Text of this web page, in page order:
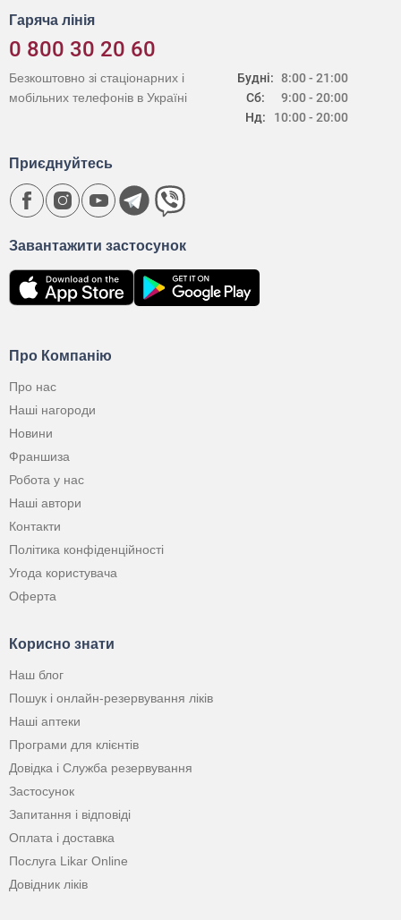
Гаряча лінія
0 800 30 20 60
Будні:
Сб:
Нд:
8:00 - 21:00
9:00 - 20:00
10:00 - 20:00
Безкоштовно зі стаціонарних і
мобільних телефонів в Україні
Про Компанію
Про нас
Наші нагороди
Новини
Франшиза
Робота у нас
Наші автори
Контакти
Політика конфіденційності
Угода користувача
Оферта
Корисно знати
Наш блог
Пошук і онлайн-резервування ліків
Наші аптеки
Програми для клієнтів
Довідка і Служба резервування
Застосунок
Запитання і відповіді
Оплата і доставка
Послуга Likar Online
Довідник ліків
Завантажити застосунок
Приєднуйтесь